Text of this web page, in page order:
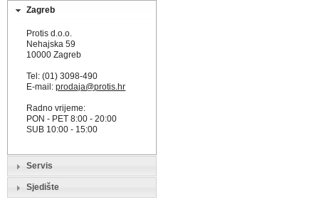
Zagreb
Protis d.o.o.
Nehajska 59
10000 Zagreb
Tel: (01) 3098-490
E-mail:prodaja@protis.hr
Radno vrijeme:
PON - PET 8:00 - 20:00
SUB 10:00 - 15:00
Servis
Sjedište